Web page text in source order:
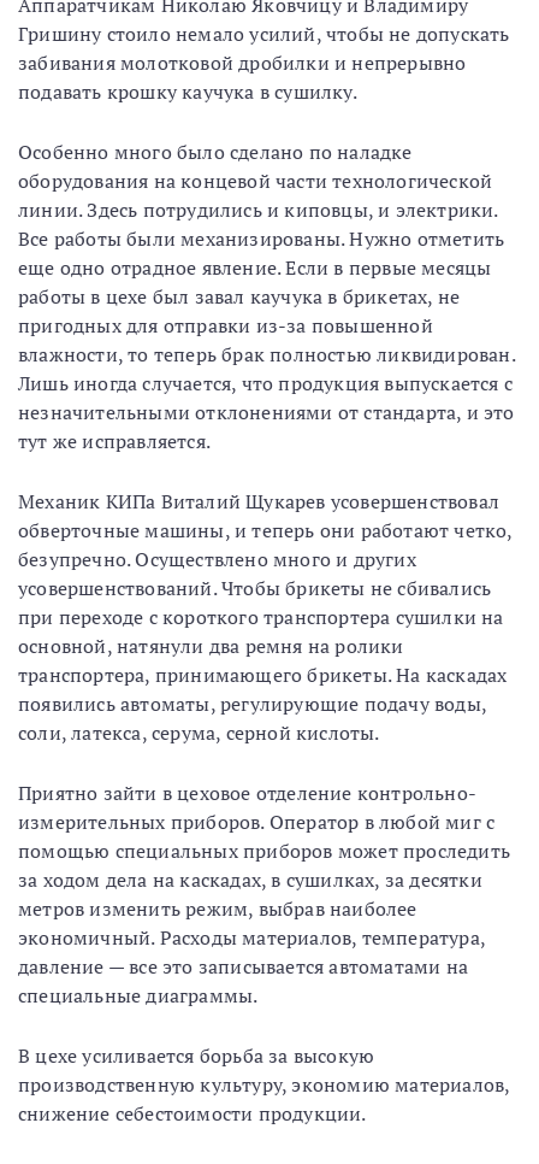
Гришину стоило немало усилий, чтобы не допускать
забивания молотковой дробилки и непрерывно
подавать крошку каучука в сушилку.
Особенно много было сделано по наладке
оборудования на концевой части технологической
линии. Здесь потрудились и киповцы, и электрики.
Все работы были механизированы. Нужно отметить
еще одно отрадное явление. Если в первые месяцы
работы в цехе был завал каучука в брикетах, не
пригодных для отправки из-за повышенной
влажности, то теперь брак полностью ликвидирован.
Лишь иногда случается, что продукция выпускается с
незначительными отклонениями от стандарта, и это
тут же исправляется.
Механик КИПа Виталий Щукарев усовершенствовал
обверточные машины, и теперь они работают четко,
безупречно. Осуществлено много и других
усовершенствований. Чтобы брикеты не сбивались
при переходе с короткого транспортера сушилки на
основной, натянули два ремня на ролики
транспортера, принимающего брикеты. На каскадах
появились автоматы, регулирующие подачу воды,
соли, латекса, серума, серной кислоты.
Приятно зайти в цеховое отделение контрольно-
измерительных приборов. Оператор в любой миг с
помощью специальных приборов может проследить
за ходом дела на каскадах, в сушилках, за десятки
метров изменить режим, выбрав наиболее
экономичный. Расходы материалов, температура,
давление — все это записывается автоматами на
специальные диаграммы.
В цехе усиливается борьба за высокую
производственную культуру, экономию материалов,
снижение себестоимости продукции.